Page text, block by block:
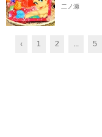
二ノ瀬
‹ 1 2 ... 5